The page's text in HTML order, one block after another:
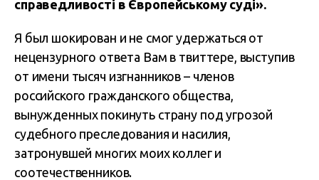
справедливості в Європейському суді».
Я был шокирован и не смог удержаться от
нецензурного ответа Вам в твиттере, выступив
от имени тысяч изгнанников – членов
российского гражданского общества,
вынужденных покинуть страну под угрозой
судебного преследования и насилия,
затронувшей многих моих коллег и
соотечественников.